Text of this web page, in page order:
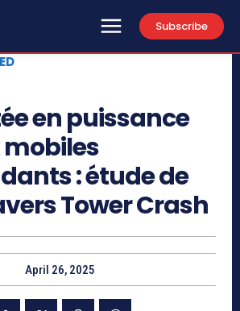
Subscribe
en puissance
mobiles
: étude de
Tower Crash
April 26, 2025